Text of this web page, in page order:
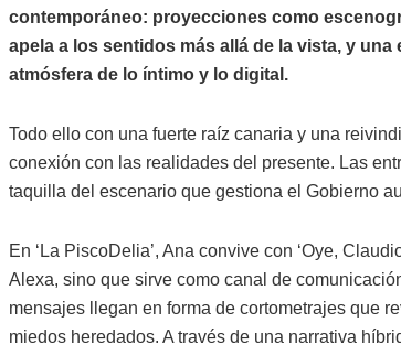
contemporáneo: proyecciones como
apela a los sentidos más allá de la vista, y
atmósfera de lo íntimo y lo digital.
Todo ello con una fuerte raíz canaria y una
conexión con las realidades del presente. Las
taquilla del escenario que gestiona el Gobierno
En ‘La PiscoDelia’, Ana convive con ‘Oye,
Alexa, sino que sirve como canal de
mensajes llegan en forma de cortometrajes que
miedos heredados. A través de una narrativa